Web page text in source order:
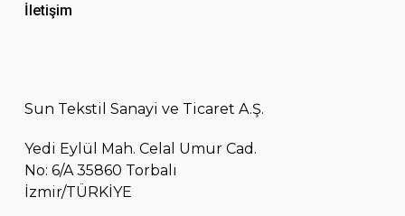
İletişim
Sun Tekstil Sanayi ve Ticaret A.Ş.
Yedi Eylül Mah. Celal Umur Cad.
No: 6/A 35860 Torbalı
İzmir/TÜRKİYE